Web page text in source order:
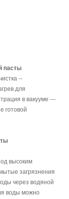
пасты
--
для
в вакууме ---
готовой
высоким
загрязнения
через водяной
воды можно